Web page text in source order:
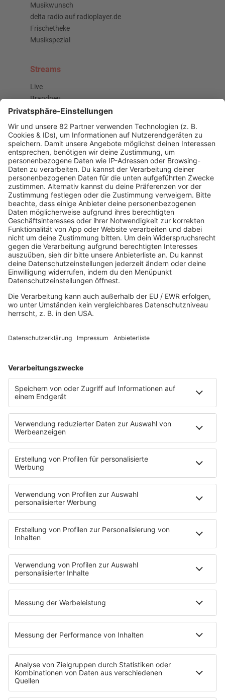
Musikwunsch
delta radio auf radioplayer.de
Frischetheke
Musikspezial
Streams
Live
Brandneu
Buzz Beat Boutique
Country
Chartbuster der Woche
Der beste Rockpop reloaded
Deutsch
Deutschrap Klassiker
EDM Dancefloor
Good Vibes
I Love Hamburg
Mallorca Party
Mitsingen
Top 100 Deutschrap
Top 100 Dance
Top 100 Party
Sommer
Unplugged
TikTok Hittracks
Uptempo Banger
Programm
Aktuelles
Zum Nachhören
Nachrichten
Wetter
Blitzer & Verkehr
Programmübersicht
Team
Podcasts
Access All Areas
delta Backstage
Jahrhundertgeschichten
Mein delta radio
App
DAB+
Empfang
Jobs & Praktika
Service
Datenschutz
Datenschutzeinstellungen
Impressum